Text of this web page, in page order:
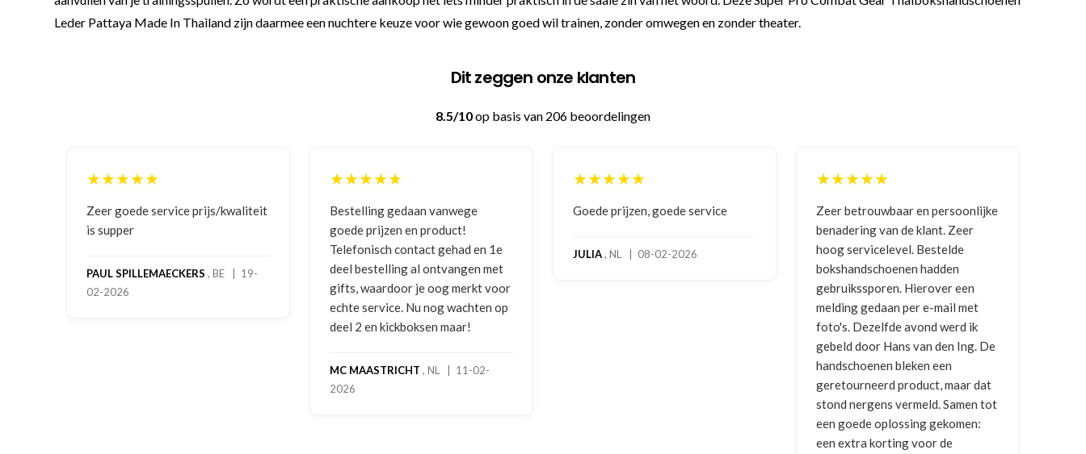
Leder Pattaya Made In Thailand zijn daarmee een nuchtere keuze voor wie gewoon goed wil trainen, zonder omwegen en zonder theater.
Dit zeggen onze klanten
8.5/10op basis van 206 beoordelingen
★★★★★
Zeer goede service prijs/kwaliteit
PAUL SPILLEMAECKERS, BE | 19-
★★★★★
Bestelling gedaan vanwege
goede prijzen en product!
Telefonisch contact gehad en 1e
deel bestelling al ontvangen met
gifts, waardoor je oog merkt voor
echte service. Nu nog wachten op
deel 2 en kickboksen maar!
MC MAASTRICHT, NL | 11-02-
★★★★★
Goede prijzen, goede service
, NL | 08-02-2026
★★★★★
Zeer betrouwbaar en persoonlijke
benadering van de klant. Zeer
hoog servicelevel. Bestelde
bokshandschoenen hadden
gebruikssporen. Hierover een
melding gedaan per e-mail met
foto's. Dezelfde avond werd ik
gebeld door Hans van den Ing. De
handschoenen bleken een
geretourneerd product, maar dat
stond nergens vermeld. Samen tot
een goede oplossing gekomen:
een extra korting voor de